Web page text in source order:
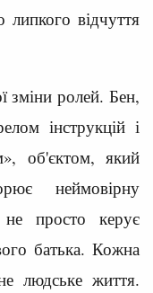
липкого відчуття
зміни ролей. Бен,
інструкцій і
об'єктом, який
неймовірну
не просто керує
батька. Кожна
людське життя.